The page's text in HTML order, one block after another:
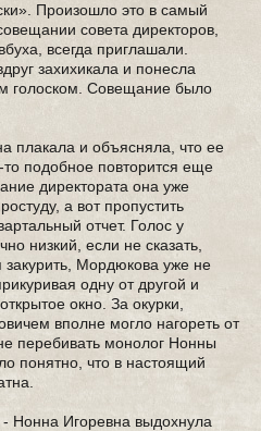
Произошло это в самый
совета директоров,
всегда приглашали.
захихикала и понесла
голоском. Совещание было
плакала и объясняла, что ее
подобное повторится еще
директората она уже
а вот пропустить
отчет. Голос у
низкий, если не сказать,
Мордюкова уже не
одну от другой и
окно. За окурки,
вполне могло нагореть от
перебивать монолог Нонны
понятно, что в настоящий
Нонна Игоревна выдохнула